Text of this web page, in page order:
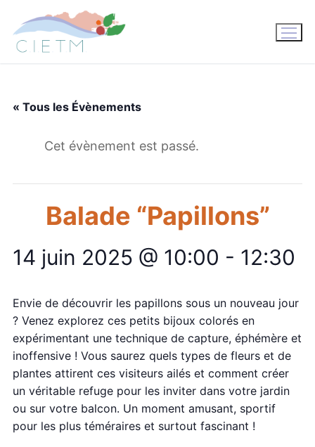
contenu
« Tous les Évènements
Cet évènement est passé.
Balade “Papillons”
14 juin 2025 @ 10:00 - 12:30
Envie de découvrir les papillons sous un nouveau jour
? Venez explorez ces petits bijoux colorés en
expérimentant une technique de capture, éphémère et
inoffensive ! Vous saurez quels types de fleurs et de
plantes attirent ces visiteurs ailés et comment créer
un véritable refuge pour les inviter dans votre jardin
ou sur votre balcon. Un moment amusant, sportif
pour les plus téméraires et surtout fascinant !